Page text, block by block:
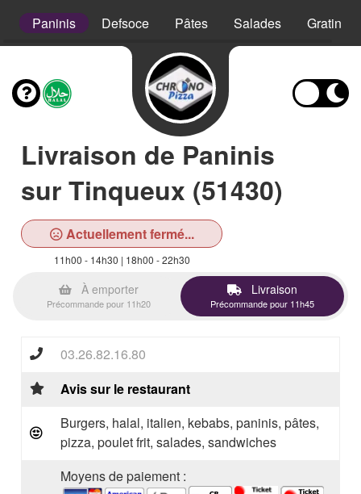
Paninis Defsoce Pâtes Salades Gratins
Livraison de Paninis
sur Tinqueux (51430)
Actuellement fermé...
11h00 - 14h30 | 18h00 - 22h30
À emporter
Précommande pour 11h20
Livraison
Précommande pour 11h45
03.26.82.16.80
Avis sur le restaurant
Burgers, halal, italien, kebabs, paninis, pâtes,
pizza, poulet frit, salades, sandwiches
Moyens de paiement :